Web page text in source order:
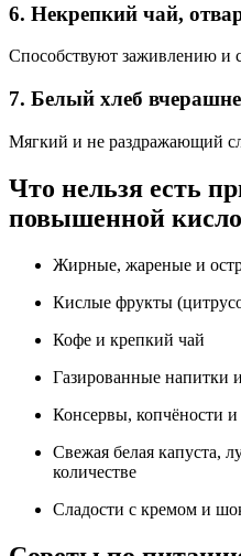
6. Некрепкий чай,
Способствуют заживлению и
7. Белый хлеб
Мягкий и не раздражающий
Что нельзя есть
повышенной
Жирные, жареные и
Кислые фрукты
Кофе и крепкий чай
Газированные напитки
Консервы, копчёности и
Свежая белая капуста,
количестве
Сладости с кремом и